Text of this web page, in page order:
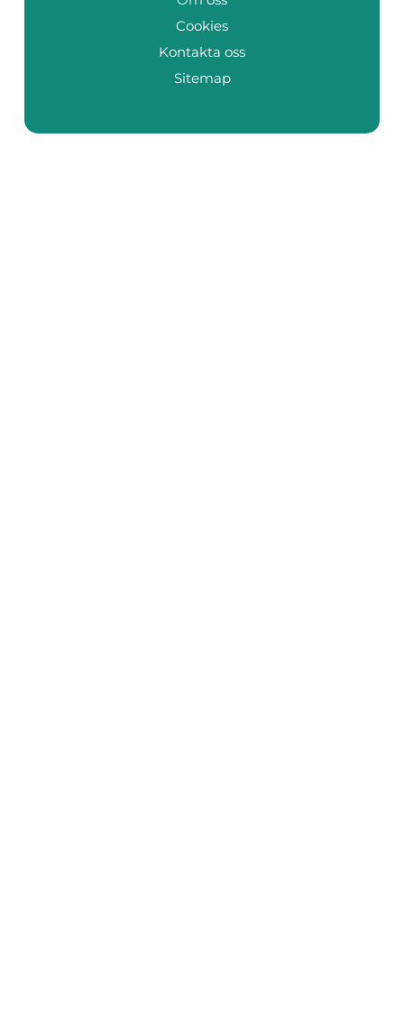
Cookies
Kontakta oss
Sitemap